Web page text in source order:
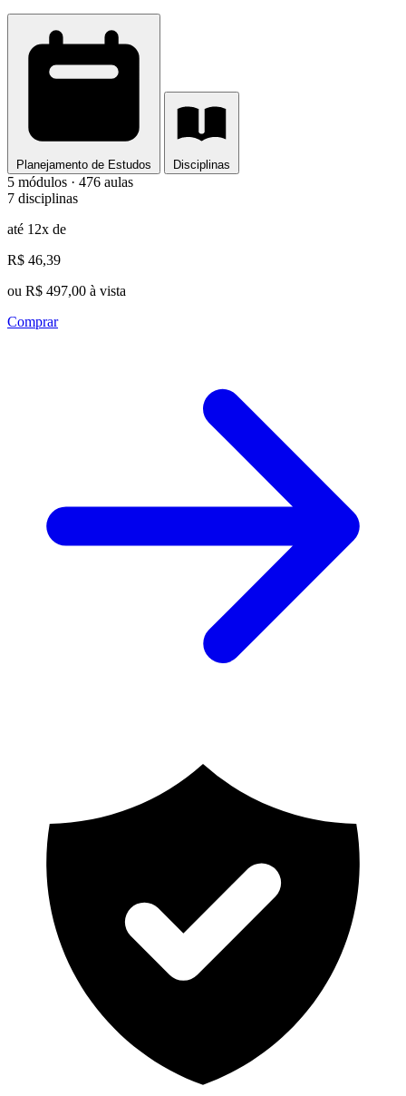
Planejamento de Estudos Disciplinas
5 módulos · 476 aulas
7 disciplinas
até 12x de
R$ 46,39
ou R$ 497,00 à vista
Comprar